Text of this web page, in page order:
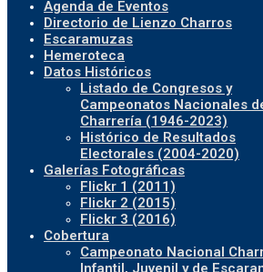
Agenda de Eventos
Directorio de Lienzo Charros
Escaramuzas
Hemeroteca
Datos Históricos
Listado de Congresos y
Campeonatos Nacionales
Charrería (1946-2023)
Histórico de Resultados
Electorales (2004-2020)
Galerías Fotográficas
Flickr 1 (2011)
Flickr 2 (2015)
Flickr 3 (2016)
Cobertura
Campeonato Nacional
Infantil, Juvenil y de